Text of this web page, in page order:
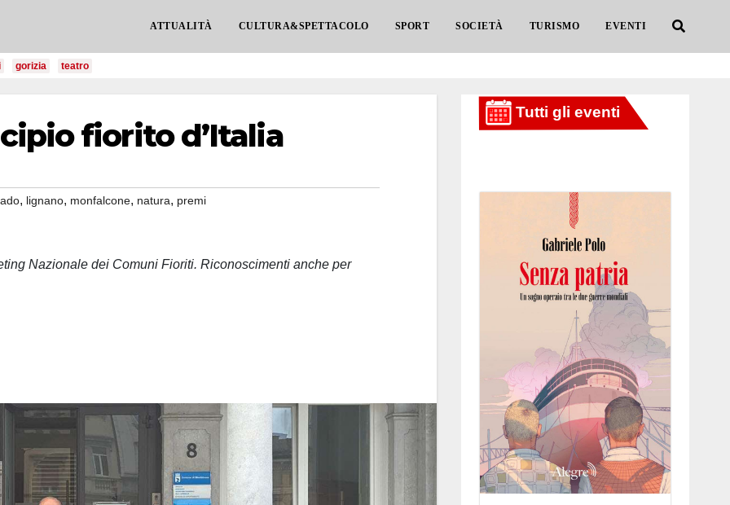
ATTUALITÀ CULTURA&SPETTACOLO SPORT SOCIETÀ TURISMO EVENTI
gorizia teatro
fiorito d’Italia
, lignano, monfalcone, natura, premi
Nazionale dei Comuni Fioriti. Riconoscimenti anche per